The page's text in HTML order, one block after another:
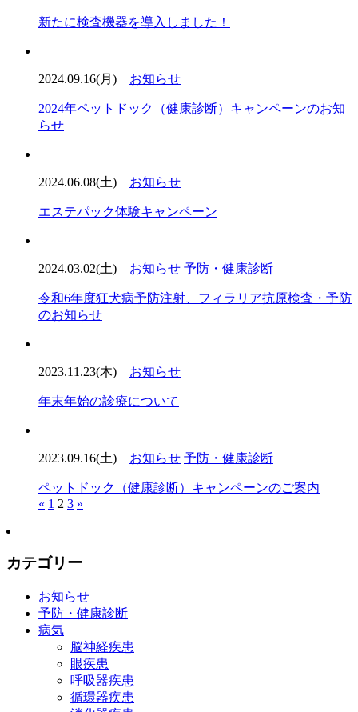
新たに検査機器を導入しました！
2024.09.16(月) お知らせ
2024年ペットドック（健康診断）キャンペーンのお知
らせ
2024.06.08(土) お知らせ
エステパック体験キャンペーン
2024.03.02(土) お知らせ 予防・健康診断
令和6年度狂犬病予防注射、フィラリア抗原検査・予防
のお知らせ
2023.11.23(木) お知らせ
年末年始の診療について
2023.09.16(土) お知らせ 予防・健康診断
ペットドック（健康診断）キャンペーンのご案内
« 1 2 3 »
カテゴリー
お知らせ
予防・健康診断
病気
脳神経疾患
眼疾患
呼吸器疾患
循環器疾患